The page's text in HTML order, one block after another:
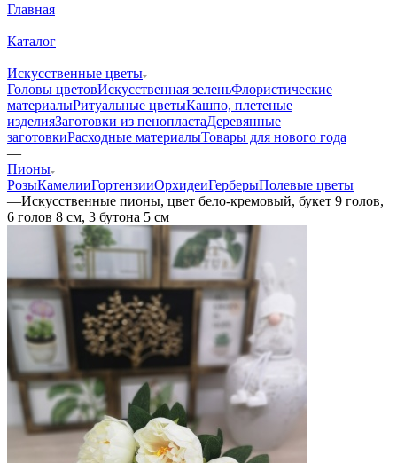
Главная
—
Каталог
—
Искусственные цветы
Головы цветовИскусственная зеленьФлористические
материалыРитуальные цветыКашпо, плетеные
изделияЗаготовки из пенопластаДеревянные
заготовкиРасходные материалыТовары для нового года
—
Пионы
РозыКамелииГортензииОрхидеиГерберыПолевые цветы
—Искусственные пионы, цвет бело-кремовый, букет 9 голов,
6 голов 8 см, 3 бутона 5 см